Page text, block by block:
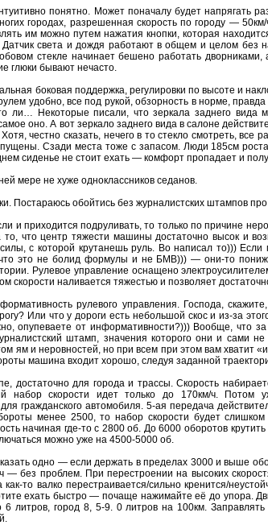
понятно. Может поначалу будет напрягать
городах, разрешенная скорость по городу —
им можно путем нажатия кнопки, которая
Датчик света и дождя работают в общем и целом без
стекле начинает бешено работать
глюки бывают нечасто.
боковая поддержка, регулировки по высоте и
удобно, все под рукой, обзорность в норме,
ли… Некоторые писали, что зеркала заднего вида
оно. А вот зеркало заднего вида в салоне
честно сказать, нечего в то стекло смотреть,
Сзади места тоже с запасом. Люди 185см
сиденье не стоит ехать — комфорт пропадает и
мере не хуже одноклассников седанов.
Постараюсь обойтись без журналистских штампов
и приходится подруливать, то только по причине
что центр тяжести машины достаточно высок и
с которой крутанешь руль. Во написал то)))
это не болид формулы и не БМВ))) — они-то
Рулевое управление оснащено
скорости наливается тяжестью и позволяет
рулевого управления. Господа,
Или что у дороги есть небольшой скос и из-за
опупеваете от информативности?))) Вообще, что
штамп, значения которого они и сами
ям и неровностей, но при всем при этом вам хватит
машина входит хорошо, следуя заданной
достаточно для города и трассы. Скорость
набор скорости идет только до 170км/ч. Потом
гражданского автомобиля. 5-ая передача
менее 2500, то набор скорости будет
начиная где-то с 2800 об. До 6000 оборотов
можно уже на 4500-5000 об.
одно — если держать в пределах 3000 и выше
— без проблем. При перестроении на высоких
то валко перестраивается/сильно кренится/
ехать быстро — почаще нажимайте её до упора.
6 литров, город 8, 5-9. 0 литров на 100км.